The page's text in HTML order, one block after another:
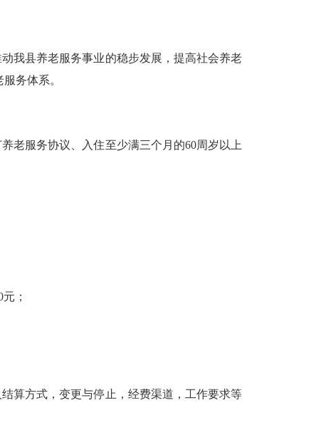
我县养老服务事业的稳步发展，提高社会养老
务体系。
老服务协议、入住至少满三个月的60周岁以上
元 ；
算方式，变更与停止，经费渠道，工作要求等